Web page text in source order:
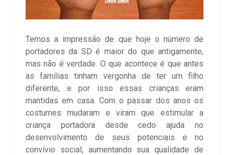
Temos a impressão de que hoje o número de
portadores da SD é maior do que antigamente,
mas não é verdade. O que acontece é que antes
as famílias tinham vergonha de ter um filho
diferente, e por isso essas crianças eram
mantidas em casa. Com o passar dos anos os
costumes mudaram e viram que estimular a
criança portadora desde cedo ajuda no
desenvolvimento de seus potenciais e no
convívio social, aumentando sua qualidade de